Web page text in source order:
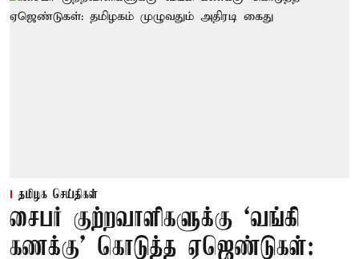
தமிழக செய்திகள்
சைபர் குற்றவாளிகளுக்கு ‘வங்கி
கணக்கு’ கொடுத்த ஏஜெண்டுகள்: